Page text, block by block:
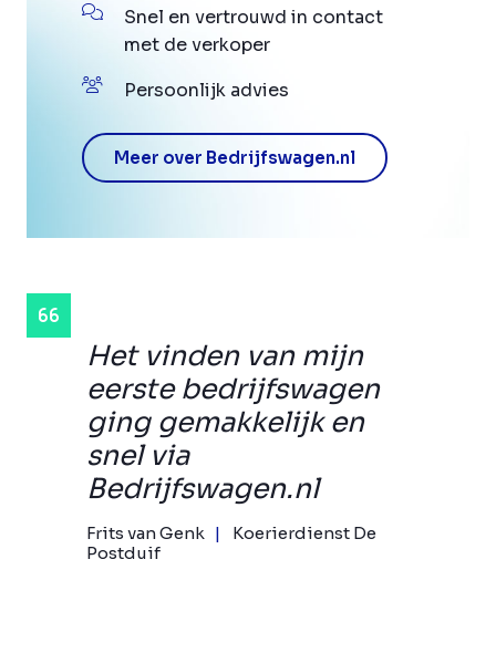
Het vinden van mijn
eerste bedrijfswagen
ging gemakkelijk en
snel via
Bedrijfswagen.nl
Frits van Genk
Koerierdienst De
Postduif
Snel en vertrouwd in contact
met de verkoper
Persoonlijk advies
Meer over Bedrijfswagen.nl